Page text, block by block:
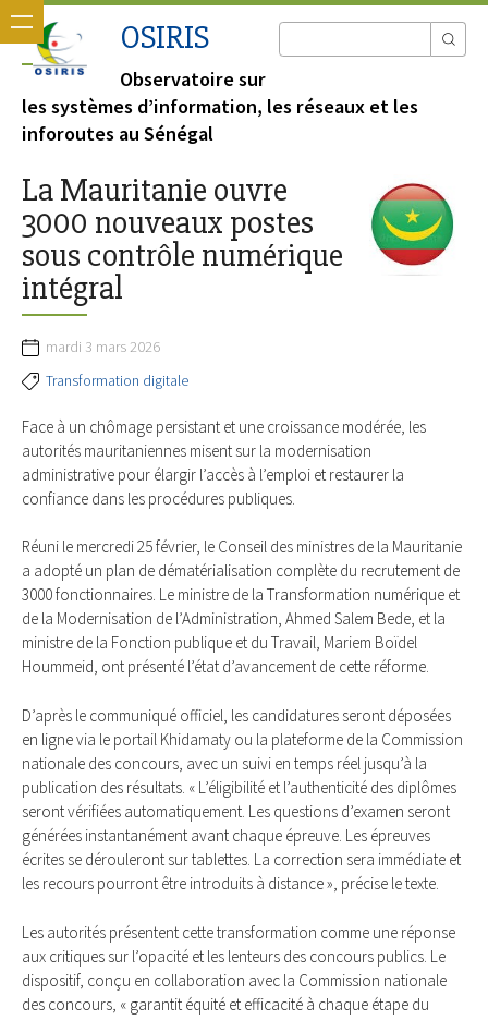
OSIRIS
Observatoire sur
les systèmes d’information, les réseaux et les
inforoutes au Sénégal
La Mauritanie ouvre
3000 nouveaux postes
sous contrôle numérique
intégral
mardi 3 mars 2026
Transformation digitale
Face à un chômage persistant et une croissance modérée, les
autorités mauritaniennes misent sur la modernisation
administrative pour élargir l’accès à l’emploi et restaurer la
confiance dans les procédures publiques.
Réuni le mercredi 25 février, le Conseil des ministres de la Mauritanie
a adopté un plan de dématérialisation complète du recrutement de
3000 fonctionnaires. Le ministre de la Transformation numérique et
de la Modernisation de l’Administration, Ahmed Salem Bede, et la
ministre de la Fonction publique et du Travail, Mariem Boïdel
Hoummeid, ont présenté l’état d’avancement de cette réforme.
D’après le communiqué officiel, les candidatures seront déposées
en ligne via le portail Khidamaty ou la plateforme de la Commission
nationale des concours, avec un suivi en temps réel jusqu’à la
publication des résultats. « L’éligibilité et l’authenticité des diplômes
seront vérifiées automatiquement. Les questions d’examen seront
générées instantanément avant chaque épreuve. Les épreuves
écrites se dérouleront sur tablettes. La correction sera immédiate et
les recours pourront être introduits à distance », précise le texte.
Les autorités présentent cette transformation comme une réponse
aux critiques sur l’opacité et les lenteurs des concours publics. Le
dispositif, conçu en collaboration avec la Commission nationale
des concours, « garantit équité et efficacité à chaque étape du